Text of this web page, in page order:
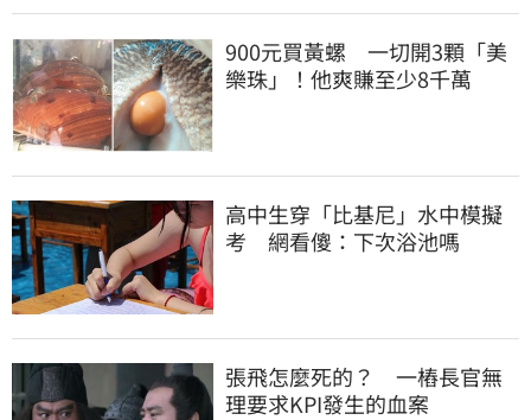
900元買黃螺 一切開3顆「美
樂珠」！他爽賺至少8千萬
高中生穿「比基尼」水中模擬
考 網看傻：下次浴池嗎
張飛怎麼死的？ 一樁長官無
理要求KPI發生的血案